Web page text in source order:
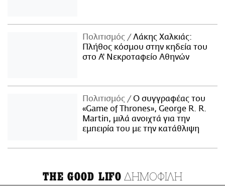
Πολιτισμός
Λάκης Χαλκιάς:
Πλήθος κόσμου στην κηδεία του
στο Α' Νεκροταφείο Αθηνών
Πολιτισμός
Ο συγγραφέας του
«Game of Thrones», George R. R.
Martin, μιλά ανοιχτά για την
εμπειρία του με την κατάθλιψη
THE GOOD LIFO ΔΗΜΟΦΙΛΗ